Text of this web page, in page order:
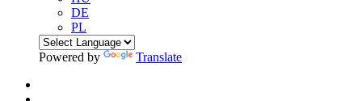
DE
PL
Powered by Translate